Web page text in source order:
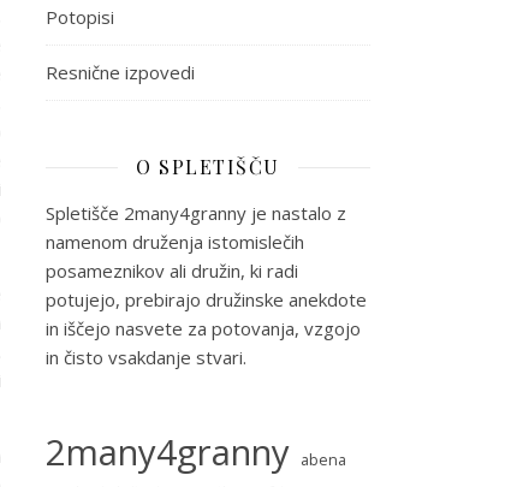
Potopisi
Resnične izpovedi
O SPLETIŠČU
Spletišče 2many4granny je nastalo z
namenom druženja istomislečih
posameznikov ali družin, ki radi
potujejo, prebirajo družinske anekdote
in iščejo nasvete za potovanja, vzgojo
in čisto vsakdanje stvari.
2many4granny abena